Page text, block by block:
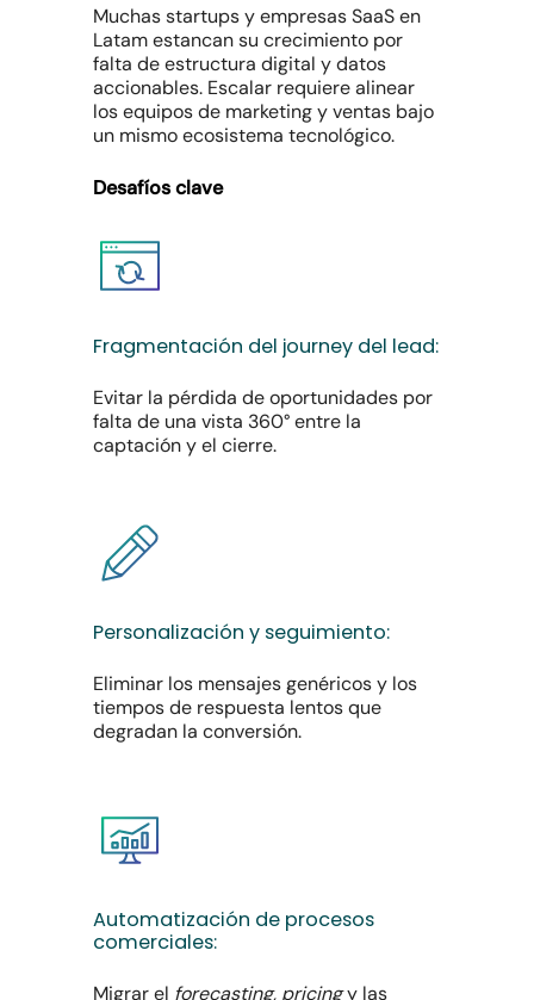
Muchas startups y empresas SaaS en
Latam estancan su crecimiento por
falta de estructura digital y datos
accionables. Escalar requiere alinear
los equipos de marketing y ventas bajo
un mismo ecosistema tecnológico.
Desafíos clave
Fragmentación del journey del lead:
Evitar la pérdida de oportunidades por
falta de una vista 360° entre la
captación y el cierre.
Personalización y seguimiento:
Eliminar los mensajes genéricos y los
tiempos de respuesta lentos que
degradan la conversión.
Automatización de procesos
comerciales:
Migrar el forecasting, pricingy las